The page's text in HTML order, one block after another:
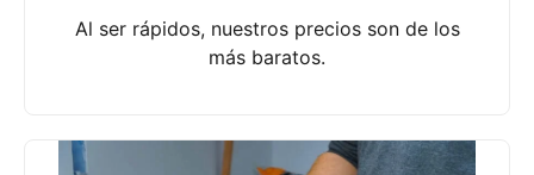
Al ser rápidos, nuestros precios son de los
más baratos.